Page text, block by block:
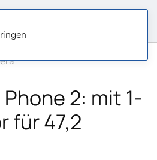
2: mit 1-
für 47,2